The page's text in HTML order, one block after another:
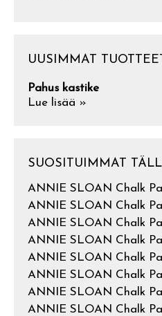
UUSIMMAT
Pahus kastike
Lue lisää »
SUOSITUIMMAT
ANNIE SLOAN Chalk
ANNIE SLOAN Chalk
ANNIE SLOAN Chalk
ANNIE SLOAN Chalk
ANNIE SLOAN Chalk
ANNIE SLOAN Chalk
ANNIE SLOAN Chalk
ANNIE SLOAN Chalk